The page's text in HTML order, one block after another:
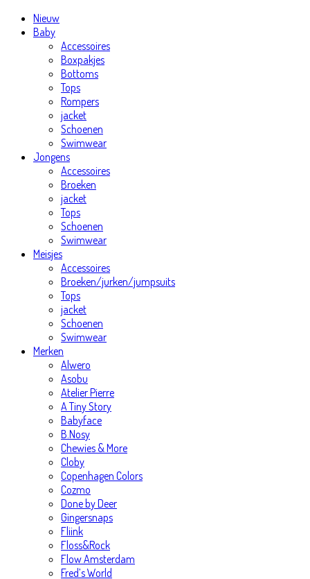
Nieuw
Baby
Accessoires
Boxpakjes
Bottoms
Tops
Rompers
jacket
Schoenen
Swimwear
Jongens
Accessoires
Broeken
jacket
Tops
Schoenen
Swimwear
Meisjes
Accessoires
Broeken/jurken/jumpsuits
Tops
jacket
Schoenen
Swimwear
Merken
Alwero
Asobu
Atelier Pierre
A Tiny Story
Babyface
B.Nosy
Chewies & More
Cloby
Copenhagen Colors
Cozmo
Done by Deer
Gingersnaps
Fliink
Floss&Rock
Flow Amsterdam
Fred’s World